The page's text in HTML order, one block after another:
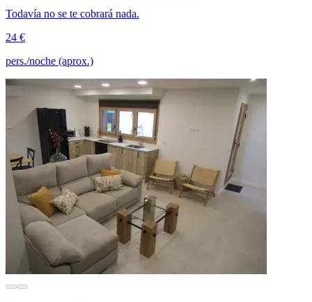
Todavía no se te cobrará nada.
24 €
pers./noche (aprox.)